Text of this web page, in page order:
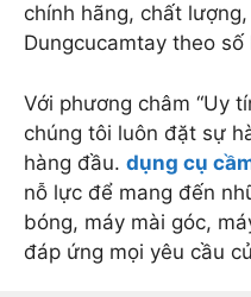
chính hãng, chất
Dungcucamtay theo số
Với phương châm “Uy
chúng tôi luôn đặt sự
hàng đầu. dụng cụ
nỗ lực để mang đến
bóng, máy mài góc,
đáp ứng mọi yêu cầu